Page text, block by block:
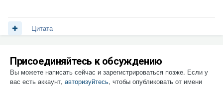
Цитата
Присоединяйтесь к обсуждению
Вы можете написать сейчас и зарегистрироваться позже. Если у
вас есть аккаунт, авторизуйтесь, чтобы опубликовать от имени